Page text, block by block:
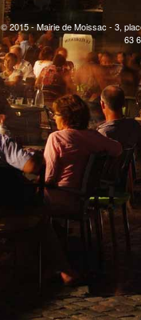
© 2015 - Mairie de Moissac - 3,
63